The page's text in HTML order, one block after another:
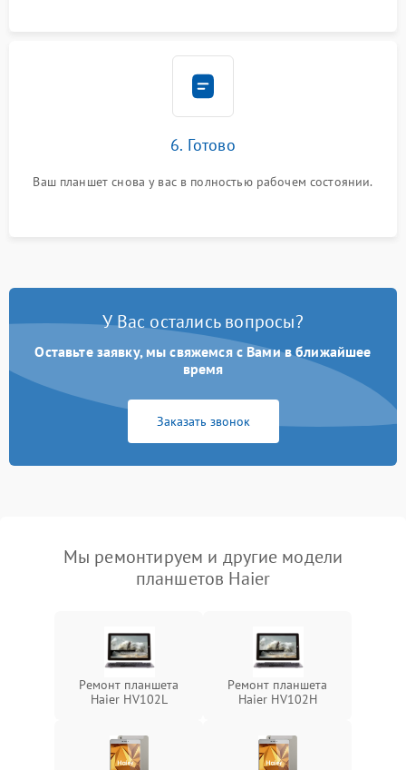
6. Готово
Ваш планшет снова у вас в полностью рабочем состоянии.
У Вас остались вопросы?
Оставьте заявку, мы свяжемся с Вами в ближайшее
время
Заказать звонок
Мы ремонтируем и другие модели
планшетов Haier
Ремонт планшета
Haier HV102L
Ремонт планшета
Haier HV102H